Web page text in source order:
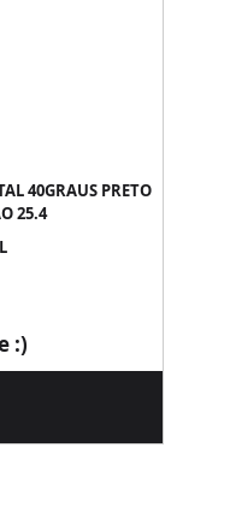
40GRAUS PRETO
25.4
:)